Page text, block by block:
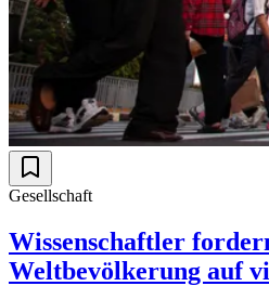
Gesellschaft
Wissenschaftler
Weltbevölkerung auf